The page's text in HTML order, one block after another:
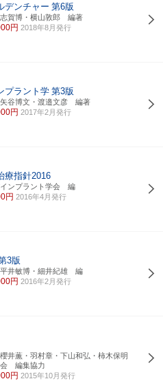
デンチャー 第6版
賀博・横山敦郎 編著
円 2018年8月発行
プラント学第3版
谷博文・渡邉文彦 編著
円 2017年2月発行
療指針2016
インプラント学会 編
円 2016年4月発行
3版
井敏博・細井紀雄 編
円 2016年2月発行
井薫・羽村章・下山和弘・柿木保明
会 編集協力
円 2015年10月発行